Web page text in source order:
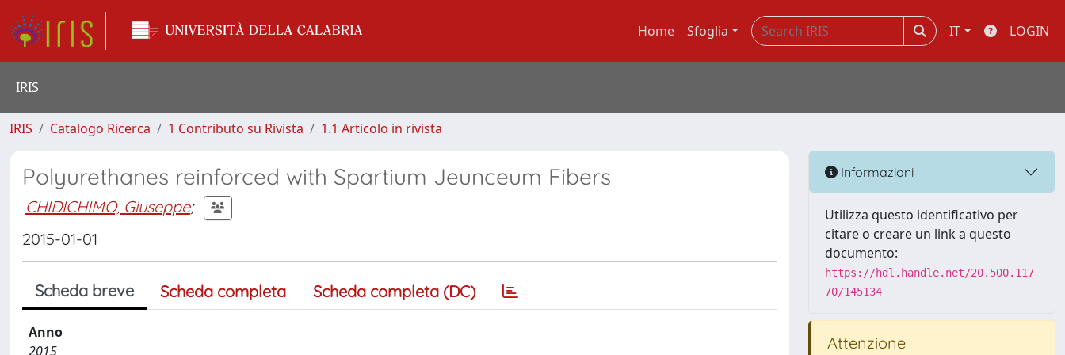
Home Sfoglia IT LOGIN
IRIS
IRIS Catalogo Ricerca 1 Contributo su Rivista 1.1 Articolo in rivista
Polyurethanes reinforced with Spartium Jeunceum Fibers
CHIDICHIMO, Giuseppe;
2015-01-01
Scheda breve Scheda completa Scheda completa (DC)
Anno
2015
Informazioni
Utilizza questo identificativo per
citare o creare un link a questo
documento:
https://hdl.handle.net/20.500.117
70/145134
Attenzione